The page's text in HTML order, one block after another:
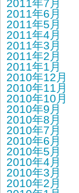
2011年7月
2011年6月
2011年5月
2011年4月
2011年3月
2011年2月
2011年1月
2010年12月
2010年11月
2010年10月
2010年9月
2010年8月
2010年7月
2010年6月
2010年5月
2010年4月
2010年3月
2010年2月